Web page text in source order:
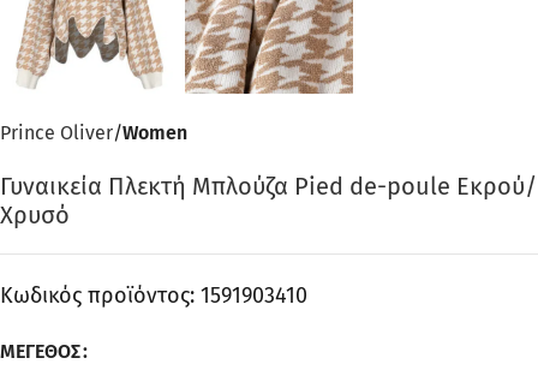
Prince Oliver Women
Γυναικεία Πλεκτή Μπλούζα Pied de-poule Εκρού/
Χρυσό
Κωδικός προϊόντος: 1591903410
ΜΈΓΕΘΟΣ